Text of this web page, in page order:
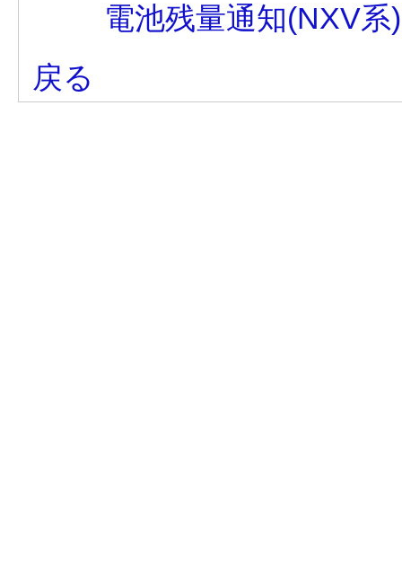
電池残量通知(NXV系
戻る